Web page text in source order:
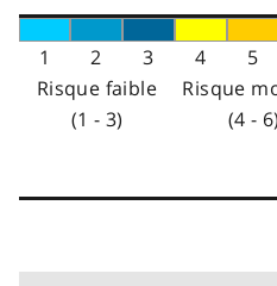
1 2 3 4 5
Risque faible
(1 - 3)
Risque
(4 - 6)